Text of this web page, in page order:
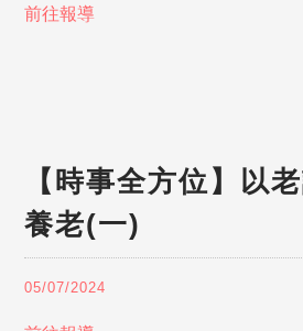
前往報導
【時事全方位】以
養老(一)
05/07/2024